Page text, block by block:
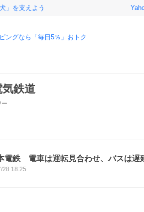
」を支えよう
ングなら「毎日5％」おトク
鉄道
ー
電鉄 電車は運転見合わせ、バスは
28 18:25